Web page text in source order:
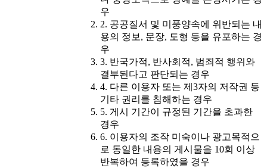
우
2. 공공질서 및 미풍양속에 위반되는 내
용의 정보, 문장, 도형 등을 유포하는 경
우
3. 반국가적, 반사회적, 범죄적 행위와
결부된다고 판단되는 경우
4. 다른 이용자 또는 제3자의 저작권 등
기타 권리를 침해하는 경우
5. 게시 기간이 규정된 기간을 초과한
경우
6. 이용자의 조작 미숙이나 광고목적으
로 동일한 내용의 게시물을 10회 이상
반복하여 등록하였을 경우